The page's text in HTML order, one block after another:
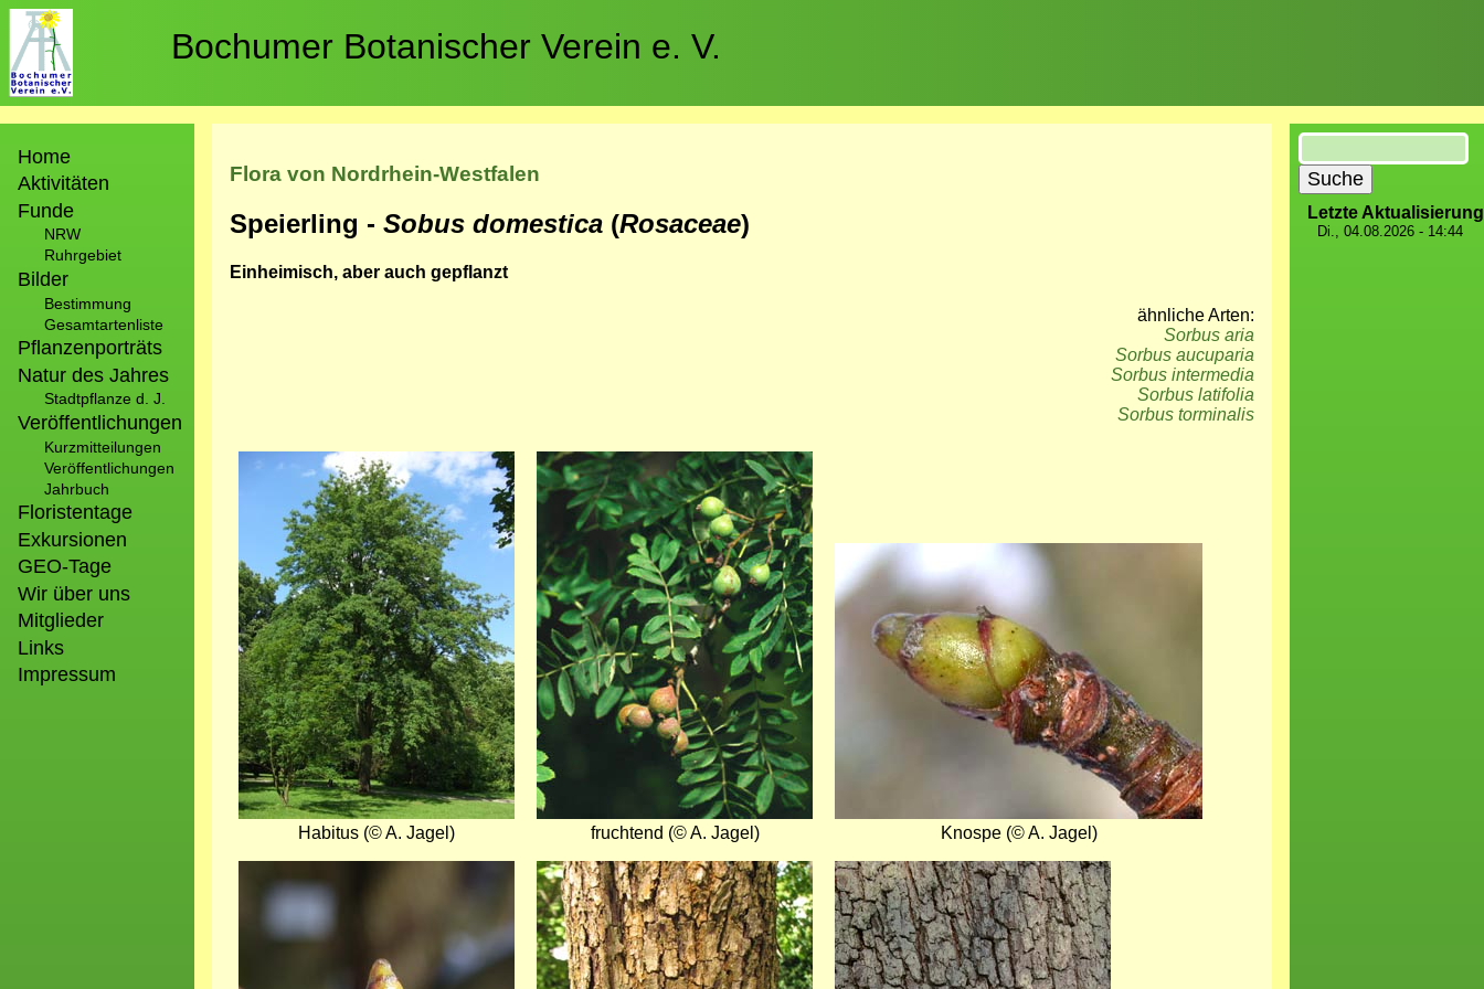
Direkt
zum
Inhalt
Bochumer Botanischer Verein e. V.
Home
Aktivitäten
Funde
NRW
Ruhrgebiet
Bilder
Bestimmung
Gesamtartenliste
Pflanzenporträts
Natur des Jahres
Stadtpflanze d. J.
Veröffentlichungen
Kurzmitteilungen
Veröffentlichungen
Jahrbuch
Floristentage
Exkursionen
GEO-Tage
Wir über uns
Mitglieder
Links
Impressum
Flora von Nordrhein-Westfalen
Speierling - Sobus domestica (Rosaceae)
Einheimisch, aber auch gepflanzt
ähnliche Arten:
Sorbus aria
Sorbus aucuparia
Sorbus intermedia
Sorbus latifolia
Sorbus torminalis
Bild
Habitus (© A. Jagel)
Bild
fruchtend (© A. Jagel)
Knospe (© A. Jagel)
Bild Bild
Suche
Letzte Aktualisierung
Di., 04.08.2026 - 14:44